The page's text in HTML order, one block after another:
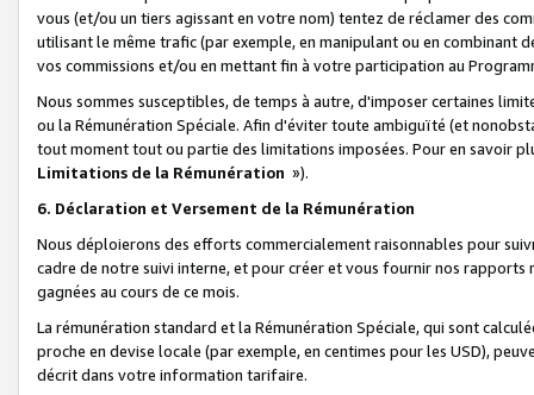
vous (et/ou un tiers agissant en votre nom) tentez de réclamer des
utilisant le même trafic (par exemple, en manipulant ou en combinant
vos commissions et/ou en mettant fin à votre participation au
Nous sommes susceptibles, de temps à autre, d'imposer certaines
ou la Rémunération Spéciale. Afin d'éviter toute ambiguïté (et
tout moment tout ou partie des limitations imposées. Pour en savoir
Limitations de la Rémunération »).
6. Déclaration et Versement de la Rémunération
Nous déploierons des efforts commercialement raisonnables pour
cadre de notre suivi interne, et pour créer et vous fournir nos
gagnées au cours de ce mois.
La rémunération standard et la Rémunération Spéciale, qui sont
proche en devise locale (par exemple, en centimes pour les USD),
décrit dans votre information tarifaire.